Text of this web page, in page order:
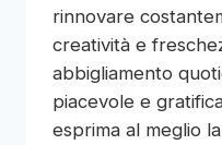
rinnovare
creatività e
abbigliamento
piacevole e
esprima al meglio